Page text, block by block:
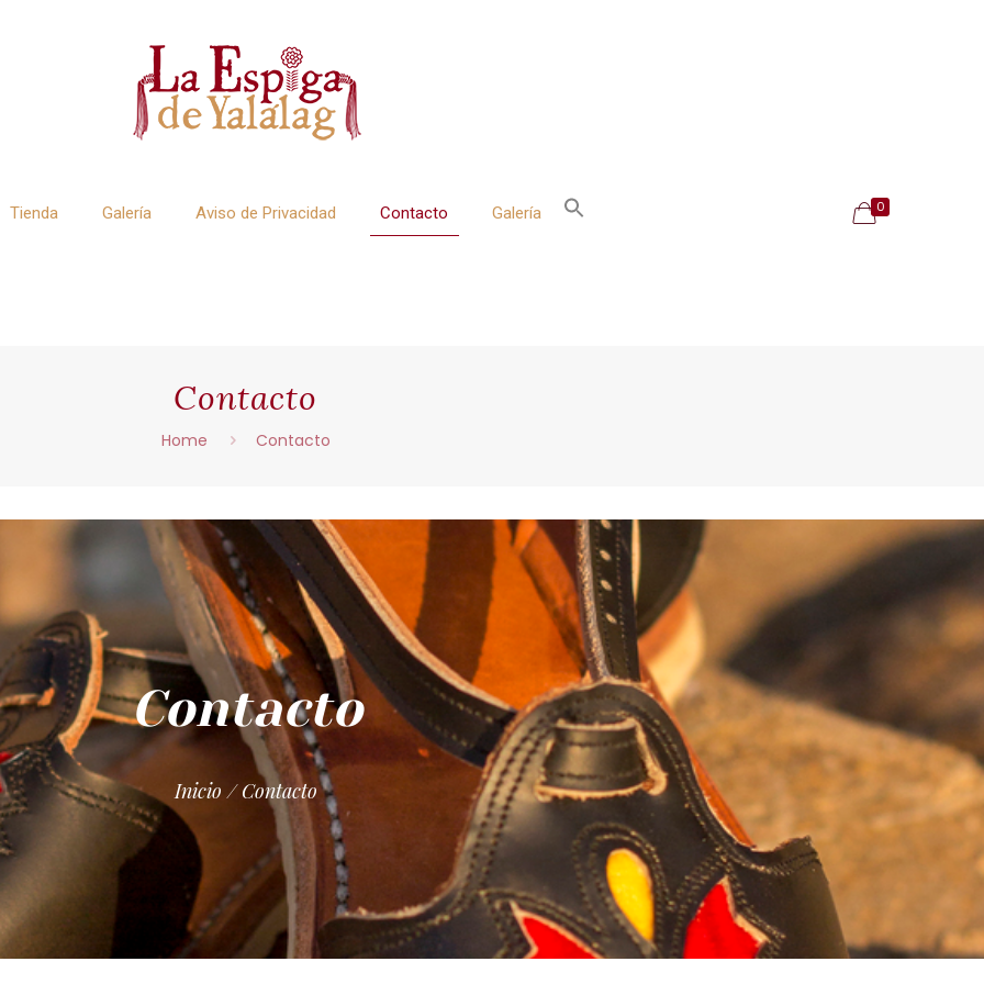
Tienda Galería Aviso de Privacidad Contacto Galería 0
Contacto
Home Contacto
Contacto
Inicio / Contacto